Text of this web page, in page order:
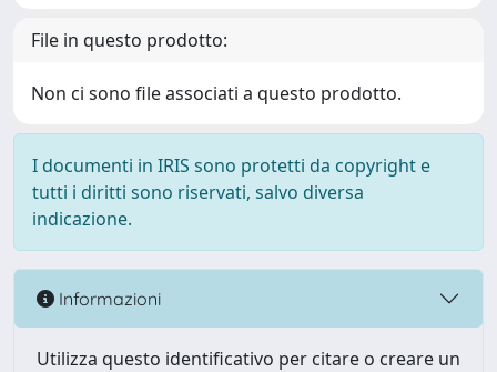
File in questo prodotto:
Non ci sono file associati a questo prodotto.
I documenti in IRIS sono protetti da copyright e
tutti i diritti sono riservati, salvo diversa
indicazione.
Informazioni
Utilizza questo identificativo per citare o creare un